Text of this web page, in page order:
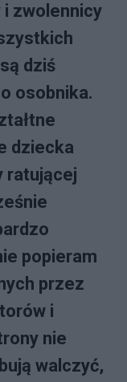
i zwolennicy
dziś
osobnika.
dziecka
ratującej
popieram
przez
i
nie
walczyć,